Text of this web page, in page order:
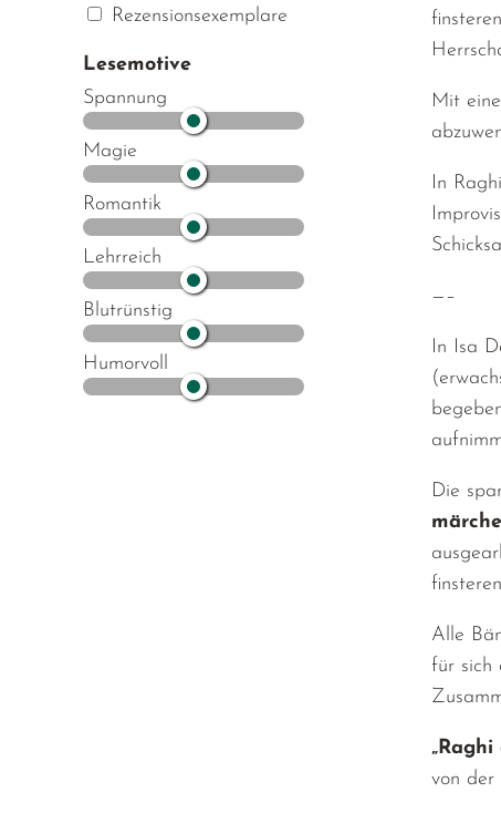
Rezensionsexemplare
Lesemotive
Spannung
Magie
Romantik
Lehrreich
Blutrünstig
Humorvoll
Mit
In
—–
In Isa
Die
Alle
für sich
von der